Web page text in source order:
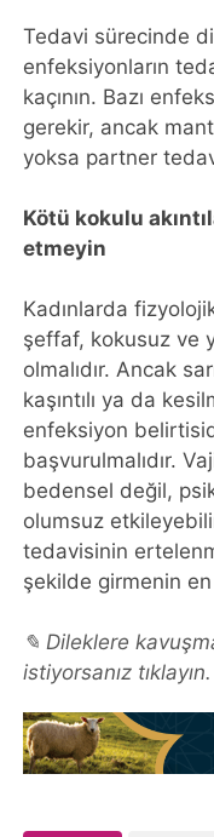
Tedavi sürecinde
enfeksiyonların
kaçının. Bazı
gerekir, ancak
yoksa partner
Kötü kokulu
etmeyin
Kadınlarda
şeffaf, kokusuz ve
olmalıdır. Ancak
kaşıntılı ya da
enfeksiyon
başvurulmalıdır.
bedensel değil,
olumsuz
tedavisinin
şekilde girmenin en
✎ Dileklere
istiyorsanız tıklayın.